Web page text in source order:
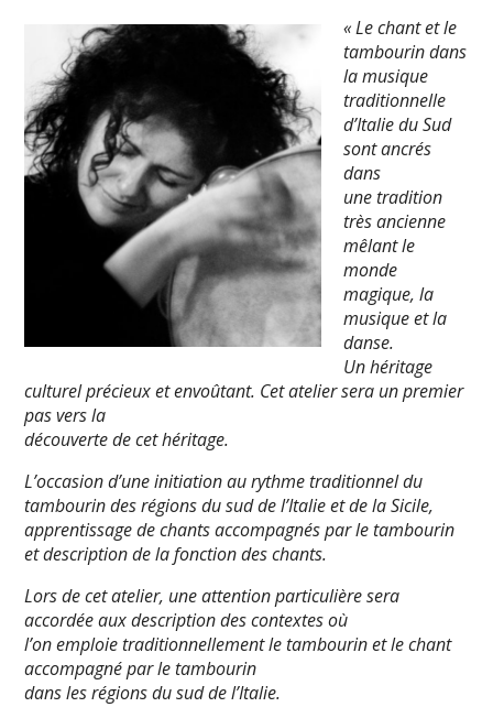
« Le chant et le
tambourin dans
la musique
traditionnelle
d’Italie du Sud
sont ancrés
dans
une tradition
très ancienne
mêlant le
monde
magique, la
musique et la
danse.
Un héritage
culturel précieux et envoûtant. Cet atelier sera un premier
pas vers la
découverte de cet héritage.
L’occasion d’une initiation au rythme traditionnel du
tambourin des régions du sud de l’Italie et de la Sicile,
apprentissage de chants accompagnés par le tambourin
et description de la fonction des chants.
Lors de cet atelier, une attention particulière sera
accordée aux description des contextes où
l’on emploie traditionnellement le tambourin et le chant
accompagné par le tambourin
dans les régions du sud de l’Italie.